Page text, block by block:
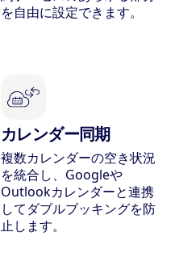
を自由に設定できます。
カレンダー同期
複数カレンダーの空き状況
を統合し、Googleや
Outlookカレンダーと連携
してダブルブッキングを防
止します。